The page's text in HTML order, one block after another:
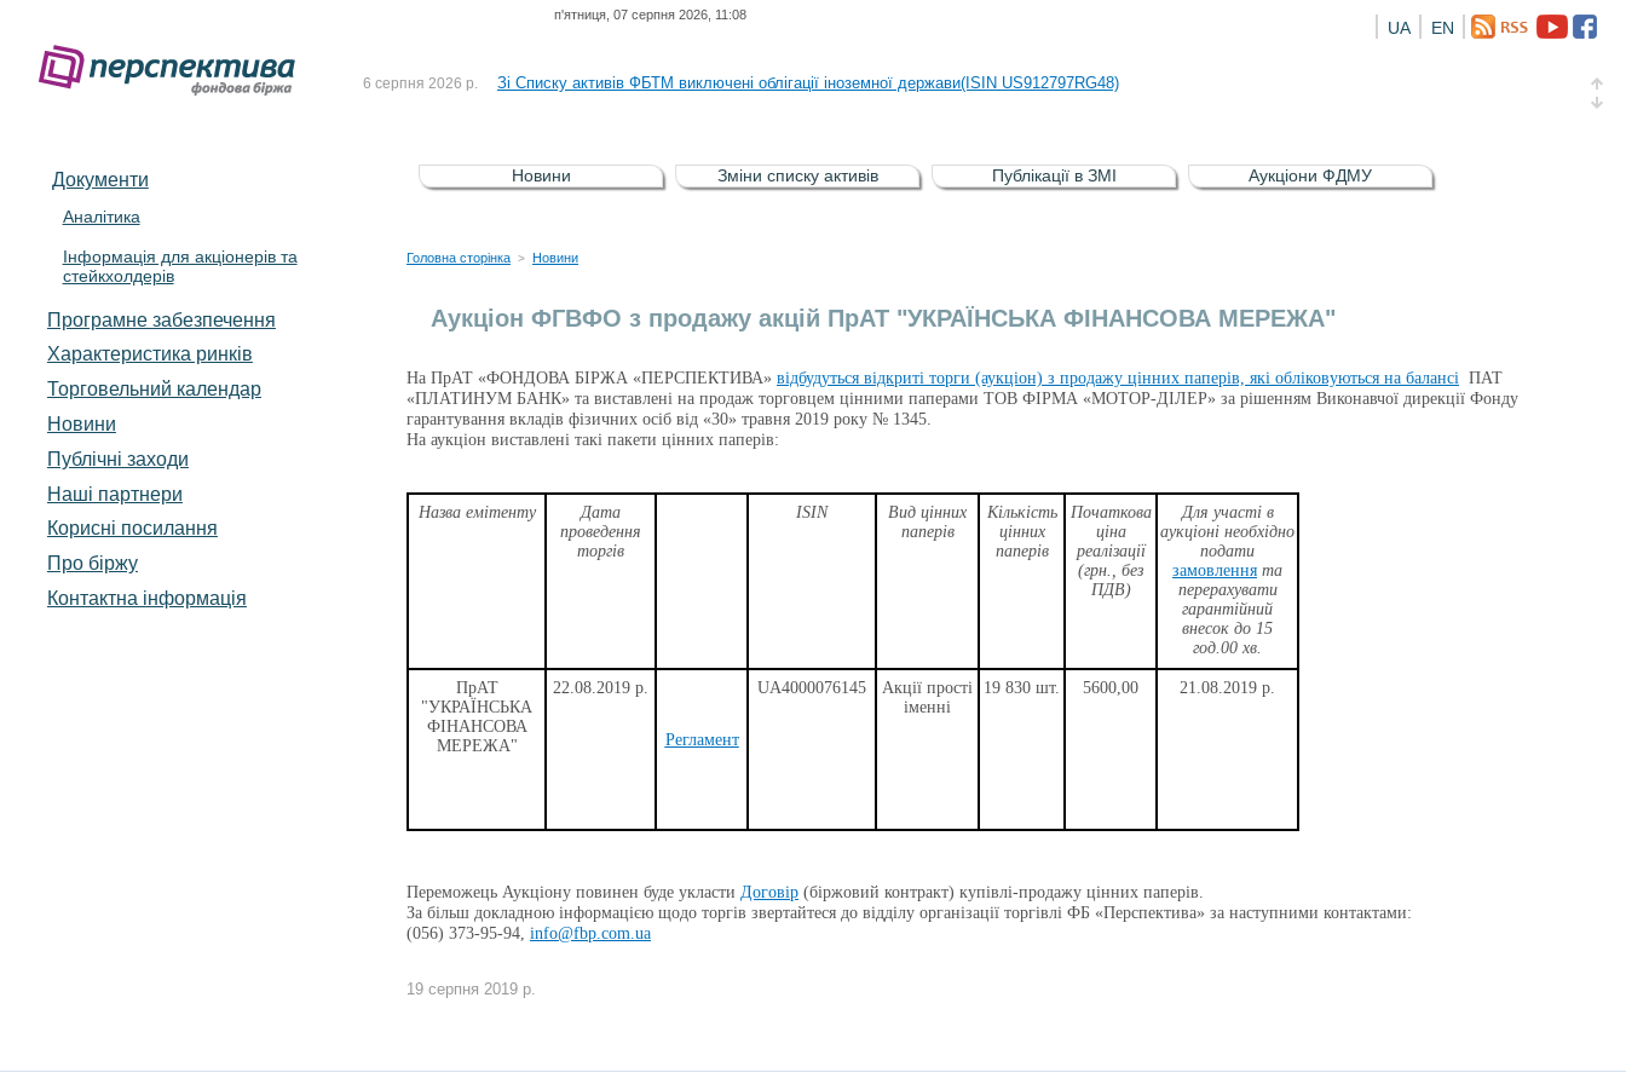
п'ятниця, 07 серпня 2026, 11:08
EN
UA
До Списку активів регульованого фондового ринку (РФР) включена Корпоративна облігація відсоткова електронна іменна (ISIN UA5000016726)
6 серпня 2026 р. Зі Списку активів ФБТМ виключені облігації іноземної держави(ISIN US912797RG48)
5 серпня 2026 р. Зі списку активів РФР виключені Облігація внутрішніх державних позик України (ISIN UA4000232607)
4 серпня 2026 р. До Списку активів регульованого фондового ринку (РФР) включена Корпоративна облігація відсоткова електронна іменна (ISIN UA5000016726)
Документи
Аналітика
Інформація для акціонерів та
стейкхолдерів
Програмне забезпечення
Характеристика pинків
Торговельний календар
Новини
Публічні заходи
Наші партнери
Корисні посилання
Про біржу
Контактна інформація
Новини Зміни списку активів Публікації в ЗМІ Аукціони ФДМУ
Головна сторінка > Новини
Аукціон ФГВФО з продажу акцій ПрАТ "УКРАЇНСЬКА ФІНАНСОВА МЕРЕЖА"
На ПрАТ «ФОНДОВА БІРЖА «ПЕРСПЕКТИВА» відбудуться відкриті торги (аукціон) з продажу цінних паперів, які обліковуються на балансі ПАТ
«ПЛАТИНУМ БАНК» та виставлені на продаж торговцем цінними паперами ТОВ ФІРМА «МОТОР-ДІЛЕР» за рішенням Виконавчої дирекції Фонду
гарантування вкладів фізичних осіб від «30» травня 2019 року № 1345.
На аукціон виставлені такі пакети цінних паперів:
Назва емітенту
Дата
проведення
торгів
ISIN
Вид цінних
паперів
Кількість
цінних
паперів
Початкова
ціна
реалізації
(грн., без
ПДВ)
Для участі в
аукціоні необхідно
подати
замовлення та
перерахувати
гарантійний
внесок до 15
год.00 хв.
ПрАТ
"УКРАЇНСЬКА
ФІНАНСОВА
МЕРЕЖА"
22 .08.2019 р.
Регламент
UA4000076145
Акції прості
іменні
19 830 шт. 5600,00 21 08 .2019 р.
Переможець Аукціону повинен буде укласти Договір (біржовий контракт) купівлі-продажу цінних паперів.
За більш докладною інформацією щодо торгів звертайтеся до відділу організації торгівлі ФБ «Перспектива» за наступними контактами:
(056) 373-95-94, info@fbp.com.ua
19 серпня 2019 р.